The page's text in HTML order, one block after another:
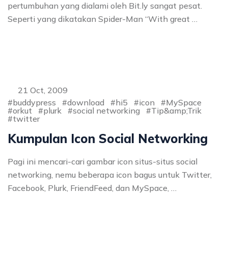
pertumbuhan yang dialami oleh Bit.ly sangat pesat.
Seperti yang dikatakan Spider-Man “With great …
21 Oct, 2009
buddypress
download hi5 icon
MySpace
orkut
plurk social networking
Tip&amp;Trik
twitter
Kumpulan Icon Social Networking
Pagi ini mencari-cari gambar icon situs-situs social
networking, nemu beberapa icon bagus untuk Twitter,
Facebook, Plurk, FriendFeed, dan MySpace, …